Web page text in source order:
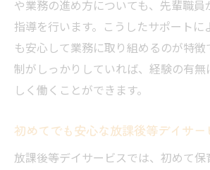
や業務の進め方についても、先輩職員
指導を行います。こうしたサポートに
も安心して業務に取り組めるのが特
制がしっかりしていれば、経験の有無
しく働くことができます。
初めてでも安心な放課後等デイサ
放課後等デイサービスでは、初めて